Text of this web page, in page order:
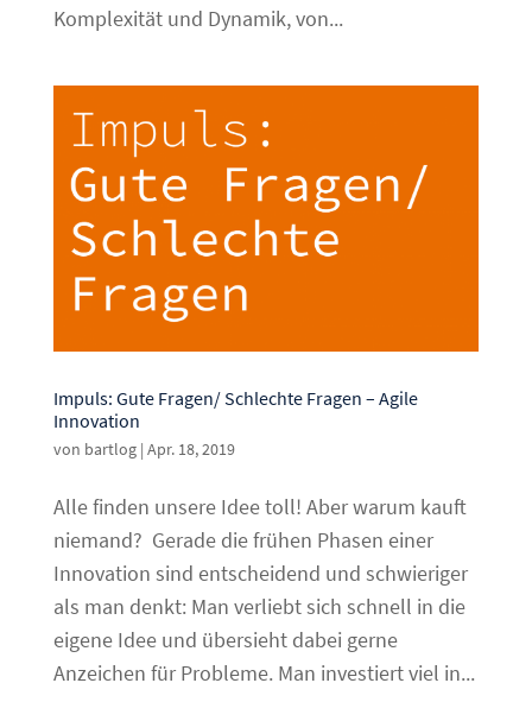
Komplexität und Dynamik, von...
Impuls: Gute Fragen/ Schlechte Fragen – Agile
Innovation
von bartlog| Apr. 18, 2019
Alle finden unsere Idee toll! Aber warum kauft
niemand? Gerade die frühen Phasen einer
Innovation sind entscheidend und schwieriger
als man denkt: Man verliebt sich schnell in die
eigene Idee und übersieht dabei gerne
Anzeichen für Probleme. Man investiert viel in...